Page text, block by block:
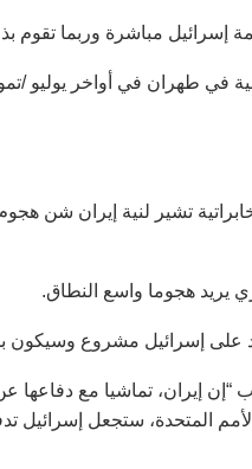
إسرائيل مباشرة وربما تقوم
في طهران في أواخر يوليو /
تشير لنية إيران شن
يريد هجوما واسع النطاق.
الرد على إسرائيل مشروع
إيران، تماشيا مع دفاعها
المتحدة، ستجعل إسرائيل